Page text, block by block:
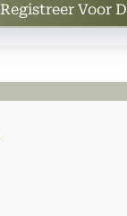
Registreer Voor